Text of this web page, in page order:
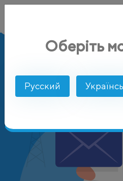
Оберіть
Русский